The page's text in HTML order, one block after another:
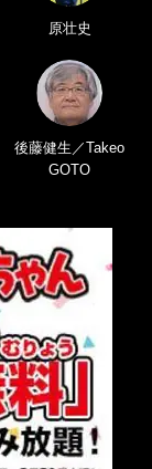
原壮史
後藤健生／Takeo
GOTO